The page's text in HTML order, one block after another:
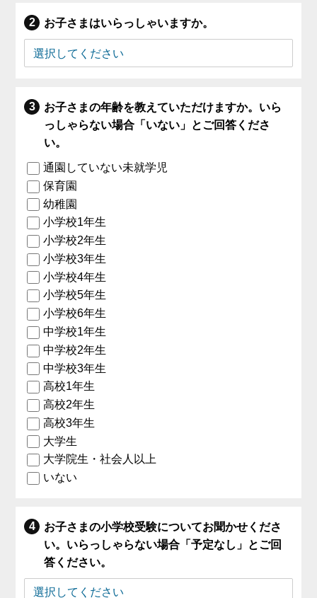
お子さまはいらっしゃいますか。
お子さまの年齢を教えていただけますか。いら
っしゃらない場合「いない」とご回答くださ
い。
通園していない未就学児
保育園
幼稚園
小学校1年生
小学校2年生
小学校3年生
小学校4年生
小学校5年生
小学校6年生
中学校1年生
中学校2年生
中学校3年生
高校1年生
高校2年生
高校3年生
大学生
大学院生・社会人以上
いない
お子さまの小学校受験についてお聞かせくださ
い。いらっしゃらない場合「予定なし」とご回
答ください。